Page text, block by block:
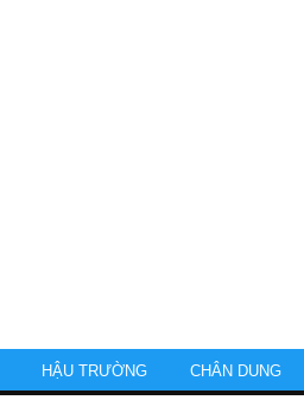
HẬU TRƯỜNG CHÂN DUNG